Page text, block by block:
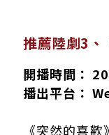
推薦陸劇3、
開播時間：
播出平台：
《突然的喜